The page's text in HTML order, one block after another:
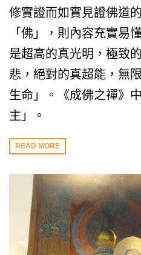
修實證而如實見證佛道
「佛」，則內容充實易
是超高的真光明，極致
悲，絕對的真超能，無
生命」。《成佛之禪》
主」。
READ MORE